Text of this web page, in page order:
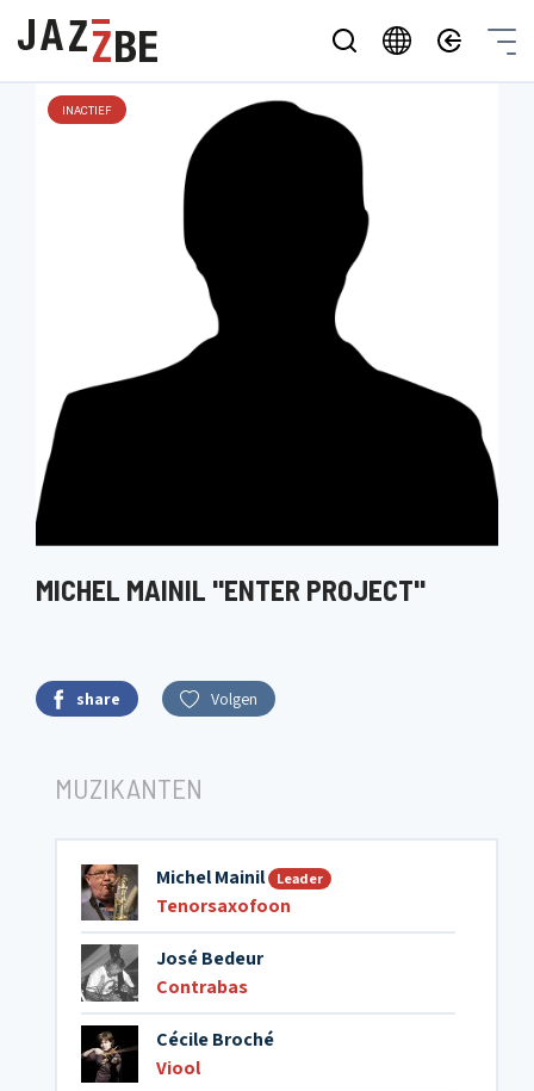
INACTIEF
MICHEL MAINIL "ENTER PROJECT"
share Volgen
MUZIKANTEN
Michel Mainil Leader
Tenorsaxofoon
José Bedeur
Contrabas
Cécile Broché
Viool